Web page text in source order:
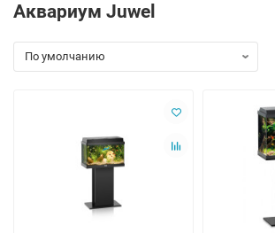
Аквариум Juwel